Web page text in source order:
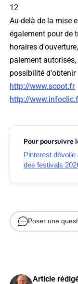
12
Au-delà de la mise
également pour de
horaires
paiement
possibilité d'obtenir
http://www.scoot.fr
http://
Pour poursuivre
Pinterest
des festivals
Poser une
Article